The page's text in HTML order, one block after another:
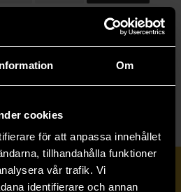
Om
cookies
för att anpassa innehållet
tillhandahålla funktioner
vår trafik. Vi
identifierare och annan
NOVELL
& MÅLA TECKNAD SERIE
vårt nyhetsbrev